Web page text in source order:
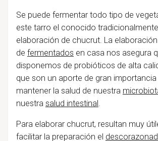
Se puede fermentar todo tipo de
este tarro el conocido
elaboración de chucrut. La elaboración
de fermentados en casa nos asegura
disponemos de probióticos de alta
que son un aporte de gran importancia
mantener la salud de nuestra
nuestra salud intestinal.
Para elaborar chucrut, resultan muy
facilitar la preparación el